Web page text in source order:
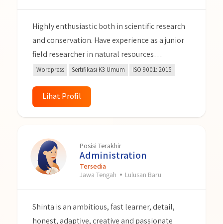
Highly enthusiastic both in scientific research
and conservation. Have experience as a junior
field researcher in natural resources
conservation projects. Passionate about
responsible and hardworking person, a fast
learner, adaptable to a multicultural
Wordpress Sertifikasi K3 Umum ISO 9001: 2015
Lihat Profil
Posisi Terakhir
Administration
Tersedia
Jawa Tengah
Lulusan Baru
Shinta is an ambitious, fast learner, detail,
honest, adaptive, creative and passionate